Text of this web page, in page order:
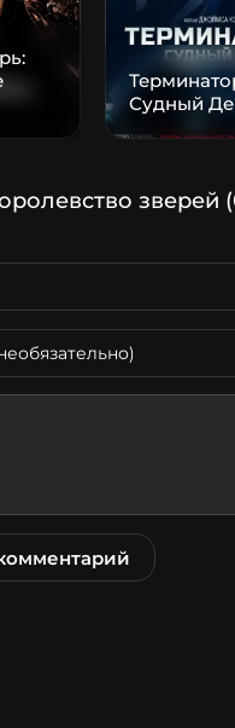
Судный
зверей